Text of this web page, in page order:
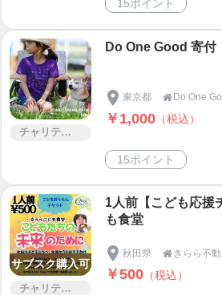
15ポイント
チャリティー
Do One Good 寄付
東京都  Do One
￥1,000 （税込）
15ポイント
サブスク購入可
チャリティー
1人前【こども応援
も食堂
秋田県  きらら不
￥500 （税込）